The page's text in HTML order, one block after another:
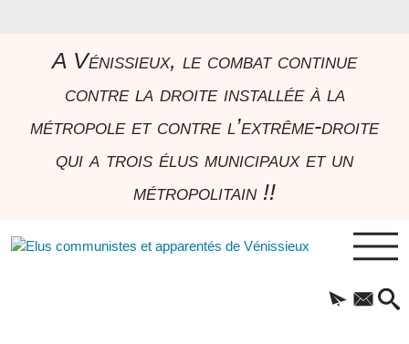
A Vénissieux, le combat continue
contre la droite installée à la
métropole et contre l’extrême-droite
qui a trois élus municipaux et un
métropolitain !!